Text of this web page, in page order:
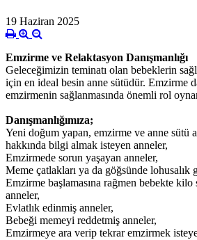
19 Haziran 2025
Emzirme ve Relaktasyon Danışmanlığı
Geleceğimizin teminatı olan bebeklerin
için en ideal besin anne sütüdür. Emzirme
emzirmenin sağlanmasında önemli rol
Danışmanlığımıza;
Yeni doğum yapan, emzirme ve anne sütü
hakkında bilgi almak isteyen anneler,
Emzirmede sorun yaşayan anneler,
Meme çatlakları ya da göğsünde lohusalık
Emzirme başlamasına rağmen bebekte kilo
anneler,
Evlatlık edinmiş anneler,
Bebeği memeyi reddetmiş anneler,
Emzirmeye ara verip tekrar emzirmek